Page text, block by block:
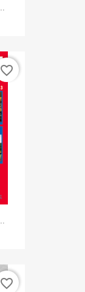
favorite_border
favorite_border